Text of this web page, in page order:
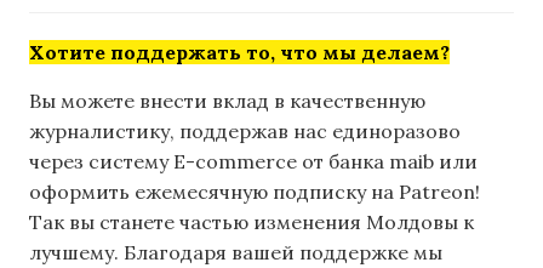
Хотите поддержать то, что мы делаем?
Вы можете внести вклад в качественную
журналистику, поддержав нас единоразово
через систему E-commerce от банка maib или
оформить ежемесячную подписку на Patreon!
Так вы станете частью изменения Молдовы к
лучшему. Благодаря вашей поддержке мы